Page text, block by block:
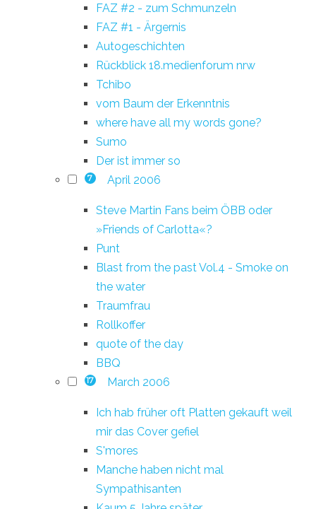
FAZ #2 - zum Schmunzeln
FAZ #1 - Ärgernis
Autogeschichten
Rückblick 18.medienforum nrw
Tchibo
vom Baum der Erkenntnis
where have all my words gone?
Sumo
Der ist immer so
7 April 2006
Steve Martin Fans beim ÖBB oder
»Friends of Carlotta«?
Punt
Blast from the past Vol.4 - Smoke on
the water
Traumfrau
Rollkoffer
quote of the day
BBQ
17 March 2006
Ich hab früher oft Platten gekauft weil
mir das Cover gefiel
S'mores
Manche haben nicht mal
Sympathisanten